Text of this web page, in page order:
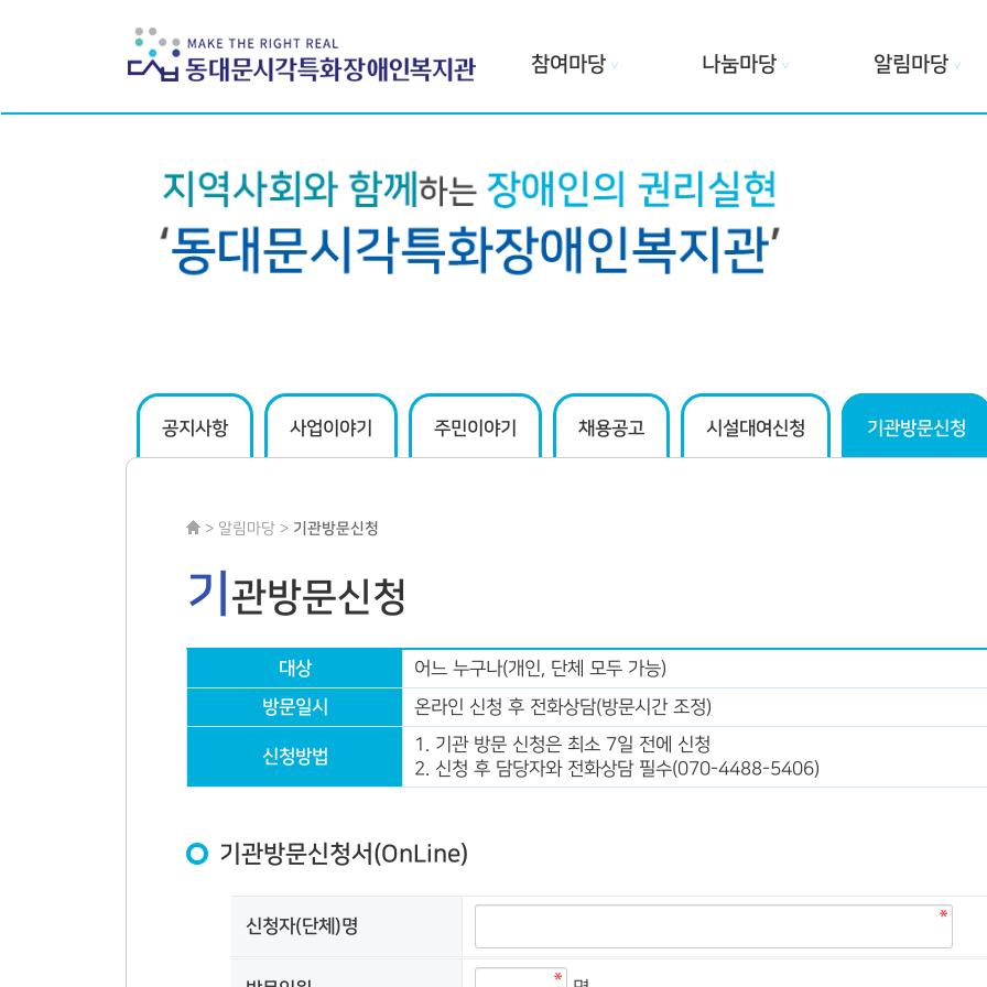
참여마당 ∨ 나눔마당 ∨ 알림마당 ∨
하위분류 하위분류
공지사항 사업이야기 주민이야기 채용공고 시설대여신청 기관방문신청
> 알림마당 > 기관방문신청
기 관방문신청
대상 어느 누구나(개인, 단체 모두 가능)
방문일시 온라인 신청 후 전화상담(방문시간 조정)
신청방법
1. 기관 방문 신청은 최소 7일 전에 신청
2. 신청 후 담당자와 전화상담 필수(070-4488-5406)
기관방문신청서(OnLine)
신청자(단체)명